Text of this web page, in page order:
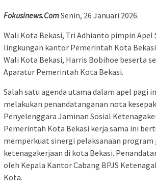
Fokusinews.ComSenin, 26 Januari 2026.
Wali Kota Bekasi, Tri Adhianto pimpin Apel
lingkungan kantor Pemerintah Kota
Wali Kota Bekasi, Harris Bobihoe beserta
Aparatur Pemerintah Kota Bekasi.
Salah satu agenda utama dalam apel pagi
melakukan penandatanganan nota
Penyelenggara Jaminan Sosial
Pemerintah Kota Bekasi kerja sama ini
memperkuat sinergi pelaksanaan program
ketenagakerjaan di kota Bekasi.
oleh Kepala Kantor Cabang BPJS
Kota.